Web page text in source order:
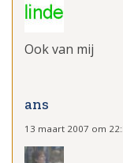
Ook van mij
ans
13 maart 2007 om